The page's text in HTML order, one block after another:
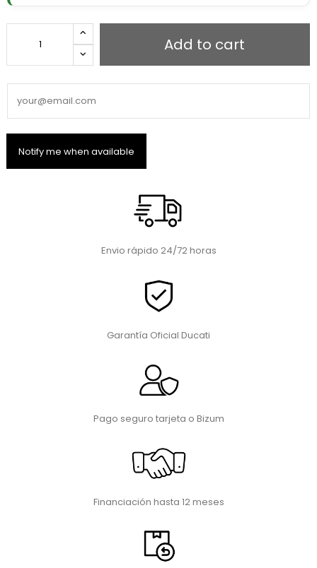
Add to cart
Envio rápido 24/72 horas
Garantía Oficial Ducati
Pago seguro tarjeta o Bizum
Financiación hasta 12 meses